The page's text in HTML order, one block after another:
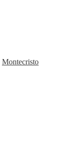
Montecristo